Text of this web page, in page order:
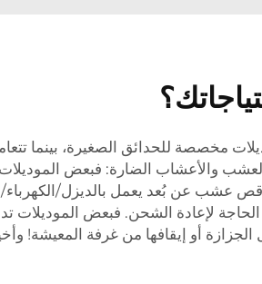
مخصصة للحدائق الصغيرة، بينما
والأعشاب الضارة: فبعض
عشب عن بُعد يعمل بالديزل/الكهرباء/
لإعادة الشحن. فبعض الموديلات
أو إيقافها من غرفة المعيشة!